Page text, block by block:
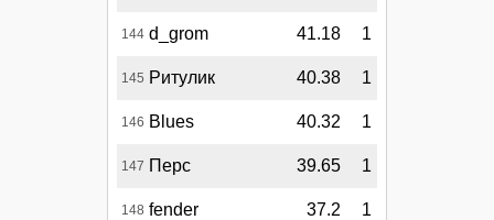
144 d_grom 41.18 1
145 Ритулик 40.38 1
146 Blues 40.32 1
147 Перс 39.65 1
148 fender 37.2 1